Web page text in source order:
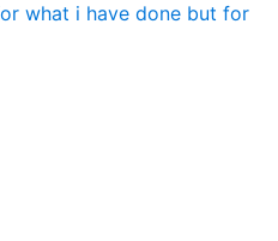
what i have done but for